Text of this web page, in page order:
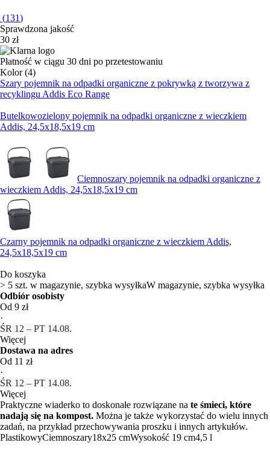
(131)
Sprawdzona jakość
30 zł
Płatność w ciągu 30 dni po przetestowaniu
Kolor (4)
Szary pojemnik na odpadki organiczne z pokrywką z tworzywa z
recyklingu Addis Eco Range
Butelkowozielony pojemnik na odpadki organiczne z wieczkiem
Addis, 24,5x18,5x19 cm
Ciemnoszary pojemnik na odpadki organiczne z
wieczkiem Addis, 24,5x18,5x19 cm
Czarny pojemnik na odpadki organiczne z wieczkiem Addis,
24,5x18,5x19 cm
Do koszyka
> 5 szt. w magazynie, szybka wysyłkaW magazynie, szybka wysyłka
Odbiór osobisty
Od 9 zł
·
ŚR 12 – PT 14.08.
Więcej
Dostawa na adres
Od 11 zł
·
ŚR 12 – PT 14.08.
Więcej
Praktyczne wiaderko to doskonałe rozwiązane na te śmieci, które
nadają się na kompost. Można je także wykorzystać do wielu innych
zadań, na przykład przechowywania proszku i innych artykułów.
PlastikowyCiemnoszary18x25 cmWysokość 19 cm4,5 l